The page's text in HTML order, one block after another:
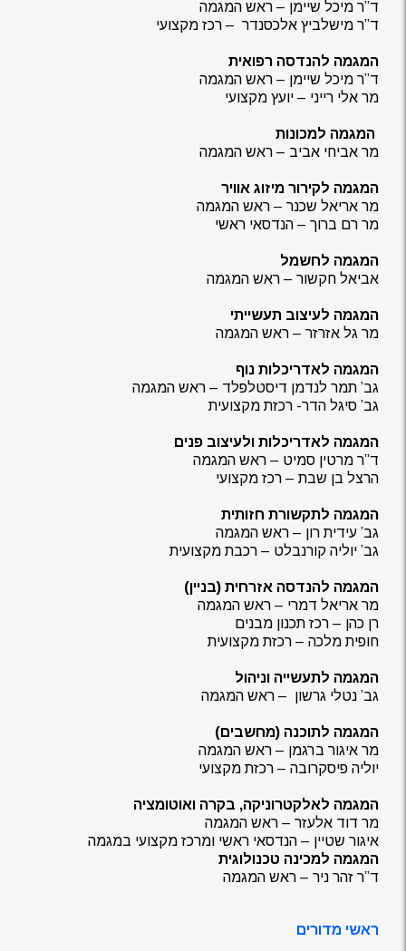
ד”ר מיכל שיימן – ראש המגמה
ד”ר מישלביץ אלכסנדר – רכז מקצועי
המגמה להנדסה רפואית
ד”ר מיכל שיימן – ראש המגמה
מר אלי רייני – יועץ מקצועי
מר אביחי אביב – ראש המגמה
המגמה לקירור מיזוג אוויר
מר אריאל שכנר – ראש המגמה
מר רם ברוך – הנדסאי ראשי
המגמה לחשמל
אביאל חקשור – ראש המגמה
המגמה לעיצוב תעשייתי
מר גל אזרזר – ראש המגמה
המגמה לאדריכלות נוף
גב’ תמר לנדמן דיסטלפלד – ראש המגמה
גב’ סיגל הדר- רכזת מקצועית
המגמה לאדריכלות ולעיצוב פנים
ד”ר מרטין סמיט – ראש המגמה
הרצל בן שבת – רכז מקצועי
המגמה לתקשורת חזותית
גב’ עידית רון – ראש המגמה
גב’ יוליה קורנבלט – רכבת מקצועית
המגמה להנדסה אזרחית (בניין)
מר אריאל דמרי – ראש המגמה
רן כהן – רכז תכנון מבנים
חופית מלכה – רכזת מקצועית
המגמה לתעשייה וניהול
גב’ נטלי גרשון – ראש המגמה
המגמה לתוכנה (מחשבים)
מר איגור ברגמן – ראש המגמה
יוליה פיסקרובה – רכזת מקצועי
המגמה לאלקטרוניקה, בקרה ואוטומציה
מר דוד אלעזר – ראש המגמה
איגור שטיין – הנדסאי ראשי ומרכז מקצועי במגמה
המגמה למכינה טכנולוגית
ד”ר זהר ניר – ראש המגמה
ראשי מדורים